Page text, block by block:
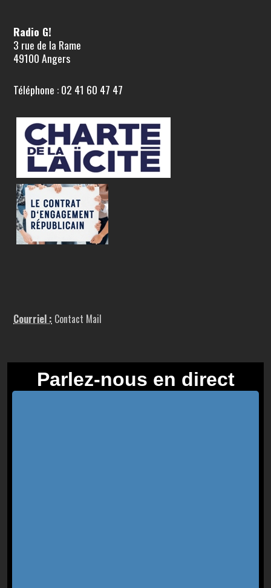
Radio G!
3 rue de la Rame
49100 Angers
Téléphone : 02 41 60 47 47
Courriel : Contact Mail